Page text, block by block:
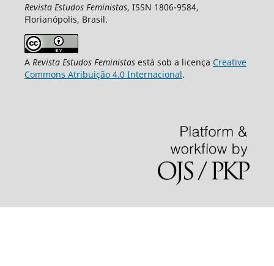
Revista Estudos Feministas, ISSN 1806-9584,
Florianópolis, Brasil.
A Revista Estudos Feministasestá sob a licença Creative
Commons Atribuição 4.0 Internacional.